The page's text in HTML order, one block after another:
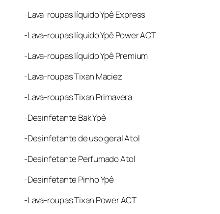
-Lava-roupas líquido Ypê Express
-Lava-roupas líquido Ypê Power ACT
-Lava-roupas líquido Ypê Premium
-Lava-roupas Tixan Maciez
-Lava-roupas Tixan Primavera
-Desinfetante Bak Ypê
-Desinfetante de uso geral Atol
-Desinfetante Perfumado Atol
-Desinfetante Pinho Ypê
-Lava-roupas Tixan Power ACT